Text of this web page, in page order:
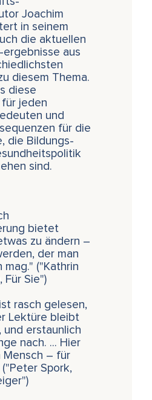
Joachim
in seinem
die aktuellen
ergebnisse aus
diesem Thema.
diese
jeden
und
für die
die Bildungs-
sind.
bietet
zu ändern –
der man
mag." ("Kathrin
Für Sie")
rasch gelesen,
Lektüre bleibt
und erstaunlich
nach. ... Hier
Mensch – für
("Peter Spork,